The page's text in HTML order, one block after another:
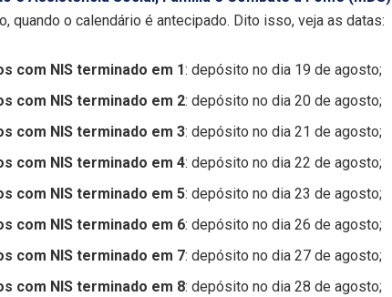
quando o calendário é antecipado. Dito isso, veja as datas:
com NIS terminado em 1: depósito no dia 19 de agosto;
com NIS terminado em 2: depósito no dia 20 de agosto;
com NIS terminado em 3: depósito no dia 21 de agosto;
com NIS terminado em 4: depósito no dia 22 de agosto;
com NIS terminado em 5: depósito no dia 23 de agosto;
com NIS terminado em 6: depósito no dia 26 de agosto;
com NIS terminado em 7: depósito no dia 27 de agosto;
com NIS terminado em 8: depósito no dia 28 de agosto;